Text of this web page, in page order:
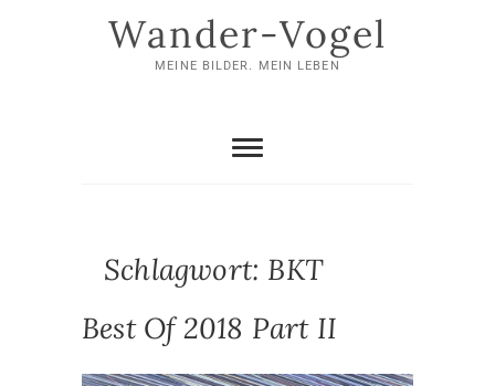
Wander-Vogel
MEINE BILDER. MEIN LEBEN
Schlagwort: BKT
Best Of 2018 Part II